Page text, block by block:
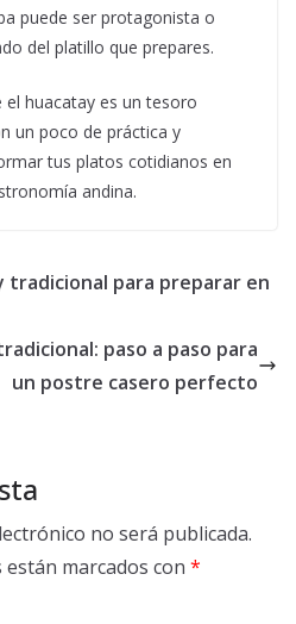
puede ser protagonista o
del platillo que prepares.
el huacatay es un tesoro
un poco de práctica y
tus platos cotidianos en
andina.
tradicional para preparar en
paso a paso para
un postre casero perfecto
no será publicada.
marcados con *